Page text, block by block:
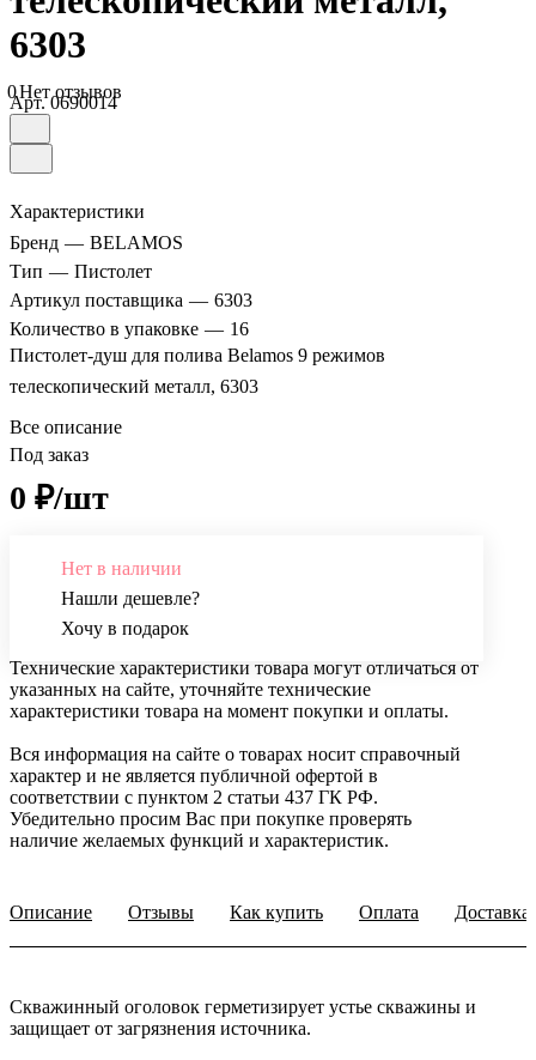
6303
0Нет отзывов
Арт.0690014
Характеристики
Бренд — BELAMOS
Тип — Пистолет
Артикул поставщика — 6303
Количество в упаковке — 16
Пистолет-душ для полива Belamos 9 режимов
телескопический металл, 6303
Все описание
Под заказ
0 ₽/шт
Нет в наличии
Нашли дешевле?
Хочу в подарок
Технические характеристики товара могут отличаться от
указанных на сайте, уточняйте технические
характеристики товара на момент покупки и оплаты.
Вся информация на сайте о товарах носит справочный
характер и не является публичной офертой в
соответствии с пунктом 2 статьи 437 ГК РФ.
Убедительно просим Вас при покупке проверять
наличие желаемых функций и характеристик.
Описание Отзывы Как купить Оплата Доставка
Скважинный оголовок герметизирует устье скважины и
защищает от загрязнения источника.